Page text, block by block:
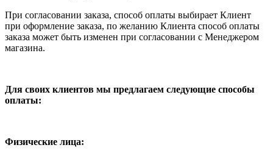
При согласовании заказа, способ оплаты выбирает Клиент
при оформление заказа, по желанию Клиента способ оплаты
заказа может быть изменен при согласовании с Менеджером
магазина.
Для своих клиентов мы предлагаем следующие способы
оплаты:
Физические лица: